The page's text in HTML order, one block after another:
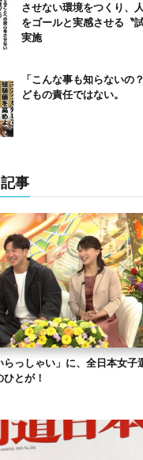
させない環境をつくり、
をゴールと実感させる〝
実施
「こんな事も知らないの
どもの責任ではない。
事
らっしゃい」に、全日本女子
とが！